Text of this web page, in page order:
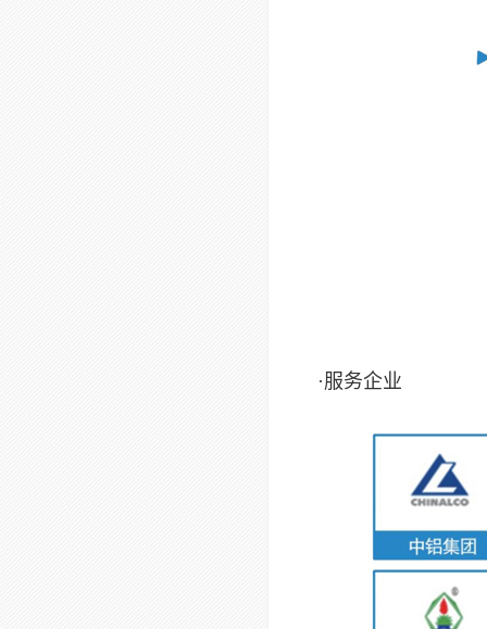
·服务企业